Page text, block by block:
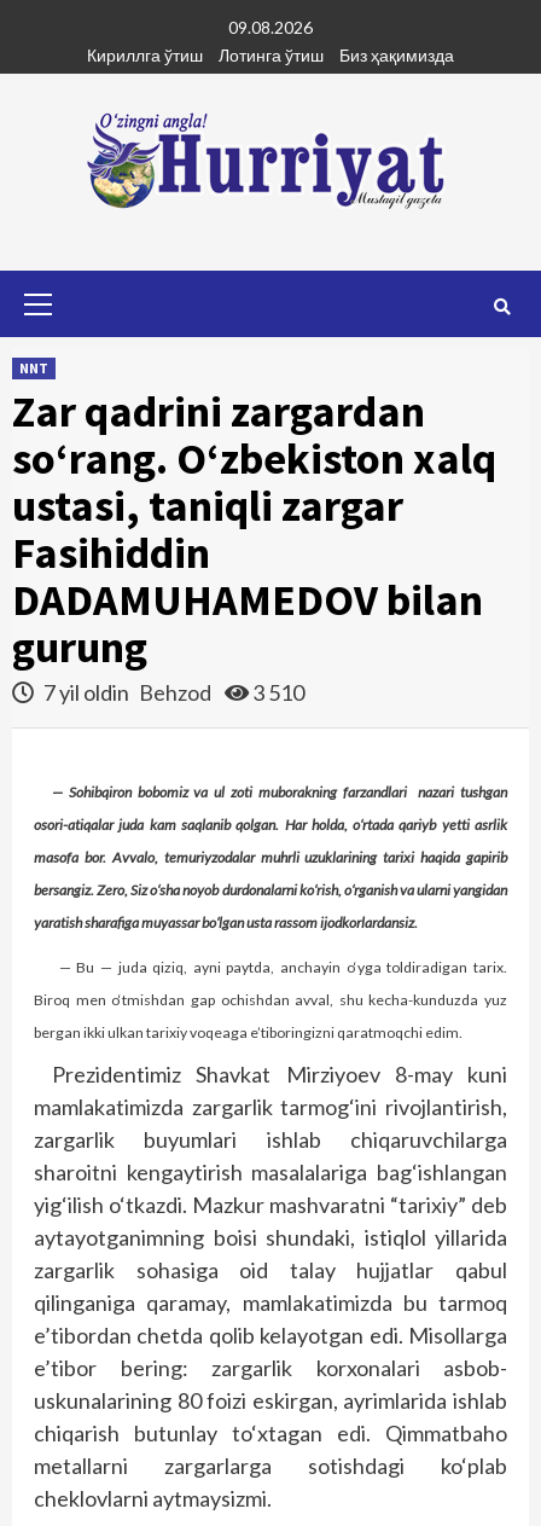
content
09.08.2026
Кириллга ўтиш
Лотинга ўтиш Биз ҳақимизда
NNT
Zar qadrini zargardan
so‘rang. O‘zbekiston xalq
ustasi, taniqli zargar
Fasihiddin
DADAMUHAMEDOV bilan
gurung
7 yil oldin Behzod 3 510
— Sohibqiron bobomiz va ul zoti muborakning farzandlari nazari tushgan
osori-atiqalar juda kam saqlanib qolgan. Har holda, o‘rtada qariyb yetti asrlik
masofa bor. Avvalo, temuriyzodalar muhrli uzuklarining tarixi haqida gapirib
bersangiz. Zero, Siz o‘sha noyob durdonalarni ko‘rish, o‘rganish va ularni yangidan
yaratish sharafiga muyassar bo‘lgan usta rassom ijodkorlardansiz.
— Bu — juda qiziq, ayni paytda, anchayin o‘yga toldiradigan tarix.
Biroq men o‘tmishdan gap ochishdan avval, shu kecha-kunduzda yuz
bergan ikki ulkan tarixiy voqeaga e’tiboringizni qaratmoqchi edim.
Prezidentimiz Shavkat Mirziyoev 8-may kuni
mamlakatimizda zargarlik tarmog‘ini rivojlantirish,
zargarlik buyumlari ishlab chiqaruvchilarga
sharoitni kengaytirish masalalariga bag‘ishlangan
yig‘ilish o‘tkazdi. Mazkur mashvaratni “tarixiy” deb
aytayotganimning boisi shundaki, istiqlol yillarida
zargarlik sohasiga oid talay hujjatlar qabul
qilinganiga qaramay, mamlakatimizda bu tarmoq
e’tibordan chetda qolib kelayotgan edi. Misollarga
e’tibor bering: zargarlik korxonalari asbob-
uskunalarining 80 foizi eskirgan, ayrimlarida ishlab
chiqarish butunlay to‘xtagan edi. Qimmatbaho
metallarni zargarlarga sotishdagi ko‘plab
cheklovlarni aytmaysizmi.